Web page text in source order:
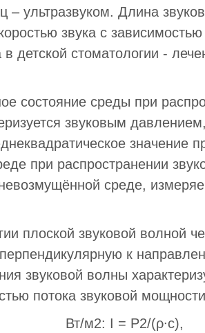
– ультразвуком. Длина
звука с
в детской стоматологии -
состояние среды при
звуковым
значение
при распространении
среде,
плоской звуковой волной
к
звуковой волны
потока звуковой
Вт/м2: I = P2/(ρ∙c),